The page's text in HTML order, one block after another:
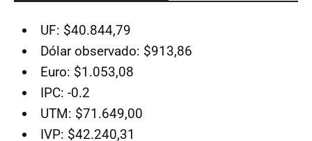
UF: $40.844,79
Dólar observado: $913,86
Euro: $1.053,08
IPC: -0.2
UTM: $71.649,00
IVP: $42.240,31